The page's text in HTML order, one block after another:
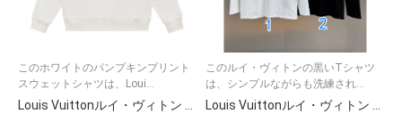
このホワイトのパンプキンプリント
スウェットシャツは、Loui...
Louis Vuittonルイ・ヴィトン ホワイト パンプキンプリントスウェットシャツ 100%コットン
このルイ・ヴィトンの黒いTシャツ
は、シンプルながらも洗練され...
Louis Vuittonルイ・ヴィトン メンズ ロングスリーブTシャツ 黒/白 2色入